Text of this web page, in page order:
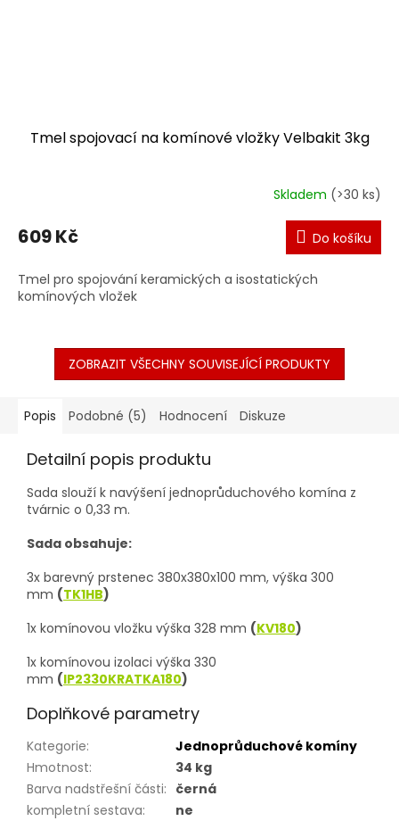
Tmel spojovací na komínové vložky Velbakit 3kg
Skladem (>30 ks)
609 Kč Do košíku
Tmel pro spojování keramických a isostatických
komínových vložek
ZOBRAZIT VŠECHNY SOUVISEJÍCÍ PRODUKTY
Popis Podobné (5) Hodnocení Diskuze
Detailní popis produktu
Sada slouží k navýšení jednoprůduchového komína z
tvárnic o 0,33 m.
Sada obsahuje:
3x barevný prstenec 380x380x100 mm, výška 300
mm (TK1HB)
1x komínovou vložku výška 328 mm (KV180)
1x komínovou izolaci výška 330
mm (IP2330KRATKA180)
Doplňkové parametry
Kategorie:
Jednoprůduchové komíny
Hmotnost:
34 kg
Barva nadstřešní části: černá
kompletní sestava:
ne